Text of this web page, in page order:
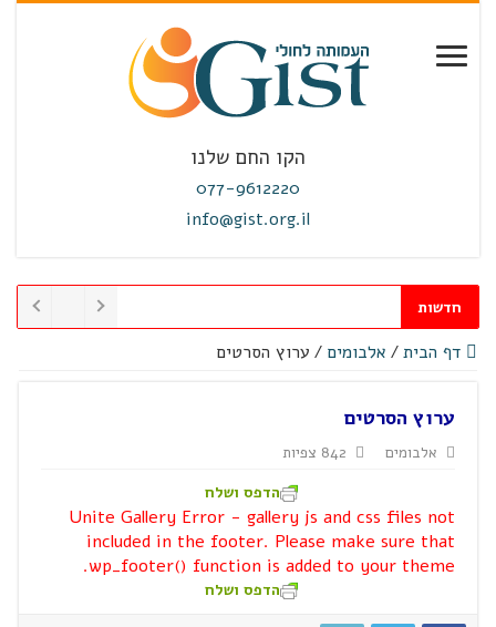
הקו החם שלנו
077-9612220
info@gist.org.il
חדשות
דף הבית/ אלבומים / ערוץ הסרטים
ערוץ הסרטים
אלבומים
842 צפיות
הדפס ושלח
Unite Gallery Error - gallery js and css files not
included in the footer. Please make sure that
wp_footer() function is added to your theme.
הדפס ושלח